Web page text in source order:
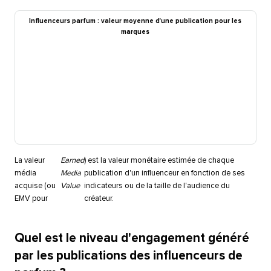
Influenceurs parfum : valeur moyenne d'une publication pour les
marques​​
La valeur
média
acquise (ou
EMV pour
Earned
Media
Value
) est la valeur monétaire estimée de chaque
publication d'un influenceur en fonction de ses
indicateurs ou de la taille de l'audience du
créateur.​​
Quel est le niveau d'engagement généré
par les publications des influenceurs de